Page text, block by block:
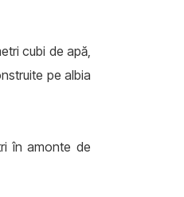
cubi de apă,
pe albia
în amonte de